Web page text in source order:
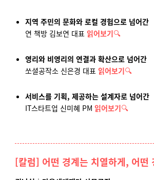
지역 주민의 문화와 로컬 경험으로 넘어간
연 책방 김보연 대표 읽어보기🔍
영리와 비영리의 연결과 확산으로 넘어간
쏘셜공작소 신은경 대표 읽어보기🔍
서비스를 기획, 제공하는 설계자로 넘어간
IT스타트업 신미혜 PM 읽어보기🔍
[칼럼] 어떤 경계는 치열하게, 어떤